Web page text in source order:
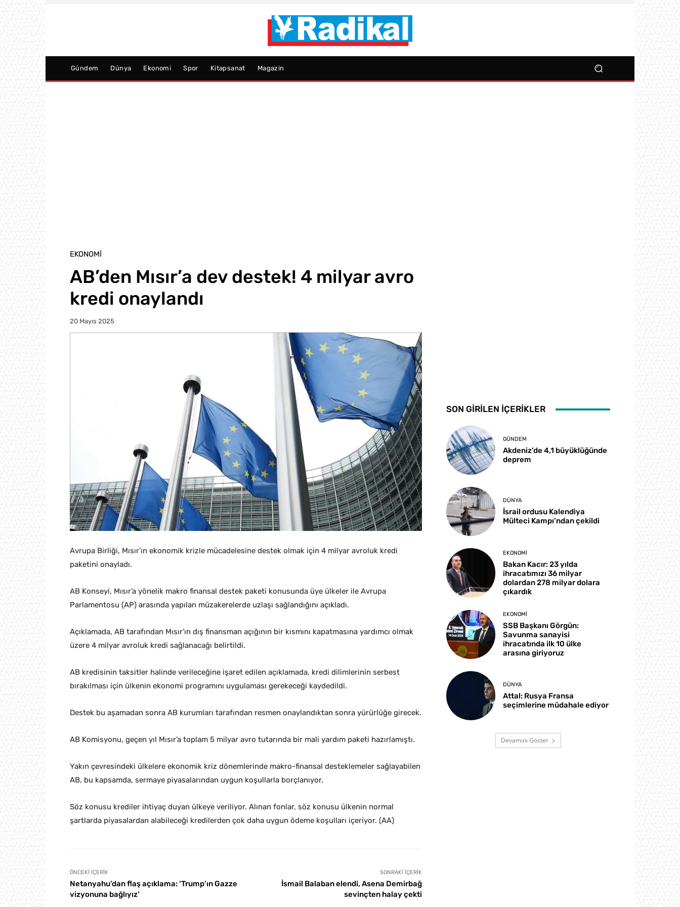
Gündem Dünya Ekonomi Spor Kitapsanat Magazin
EKONOMI
AB’den Mısır’a dev destek! 4 milyar avro
kredi onaylandı
20 Mayıs 2025
Avrupa Birliği, Mısır’ın ekonomik krizle mücadelesine destek olmak için 4 milyar avroluk kredi
paketini onayladı.
AB Konseyi, Mısır’a yönelik makro finansal destek paketi konusunda üye ülkeler ile Avrupa
Parlamentosu (AP) arasında yapılan müzakerelerde uzlaşı sağlandığını açıkladı.
Açıklamada, AB tarafından Mısır’ın dış finansman açığının bir kısmını kapatmasına yardımcı olmak
üzere 4 milyar avroluk kredi sağlanacağı belirtildi.
AB kredisinin taksitler halinde verileceğine işaret edilen açıklamada, kredi dilimlerinin serbest
bırakılması için ülkenin ekonomi programını uygulaması gerekeceği kaydedildi.
Destek bu aşamadan sonra AB kurumları tarafından resmen onaylandıktan sonra yürürlüğe girecek.
AB Komisyonu, geçen yıl Mısır’a toplam 5 milyar avro tutarında bir mali yardım paketi hazırlamıştı.
Yakın çevresindeki ülkelere ekonomik kriz dönemlerinde makro-finansal desteklemeler sağlayabilen
AB, bu kapsamda, sermaye piyasalarından uygun koşullarla borçlanıyor.
Söz konusu krediler ihtiyaç duyan ülkeye veriliyor. Alınan fonlar, söz konusu ülkenin normal
şartlarda piyasalardan alabileceği kredilerden çok daha uygun ödeme koşulları içeriyor. (AA)
ÖNCEKI İÇERIK
Netanyahu’dan flaş açıklama: ‘Trump’ın Gazze
vizyonuna bağlıyız’
SONRAKI İÇERIK
İsmail Balaban elendi, Asena Demirbağ
sevinçten halay çekti
SON GİRİLEN İÇERİKLER
GÜNDEM
Akdeniz’de 4,1 büyüklüğünde
deprem
DÜNYA
İsrail ordusu Kalendiya
Mülteci Kampı’ndan çekildi
EKONOMI
Bakan Kacır: 23 yılda
ihracatımızı 36 milyar
dolardan 278 milyar dolara
çıkardık
EKONOMI
SSB Başkanı Görgün:
Savunma sanayisi
ihracatında ilk 10 ülke
arasına giriyoruz
DÜNYA
Attal: Rusya Fransa
seçimlerine müdahale ediyor
Devamını Göster